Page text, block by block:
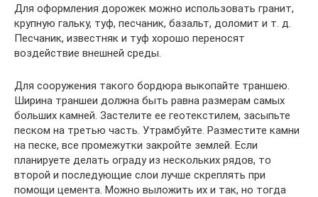
Для оформления дорожек можно использовать гранит,
крупную гальку, туф, песчаник, базальт, доломит и т. д.
Песчаник, известняк и туф хорошо переносят
воздействие внешней среды.
Для сооружения такого бордюра выкопайте траншею.
Ширина траншеи должна быть равна размерам самых
больших камней. Застелите ее геотекстилем, засыпьте
песком на третью часть. Утрамбуйте. Разместите камни
на песке, все промежутки закройте землей. Если
планируете делать ограду из нескольких рядов, то
второй и последующие слои лучше скреплять при
помощи цемента. Можно выложить их и так, но тогда